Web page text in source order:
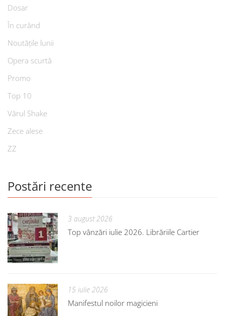
Dosar
În curând
Noutățile lunii
Opera scurtă
Promo
Top 10
Vărul Shake
Zece alese
ZZ
Postări recente
3 august 2026
Top vânzări iulie 2026. Librăriile Cartier
15 iulie 2026
Manifestul noilor magicieni